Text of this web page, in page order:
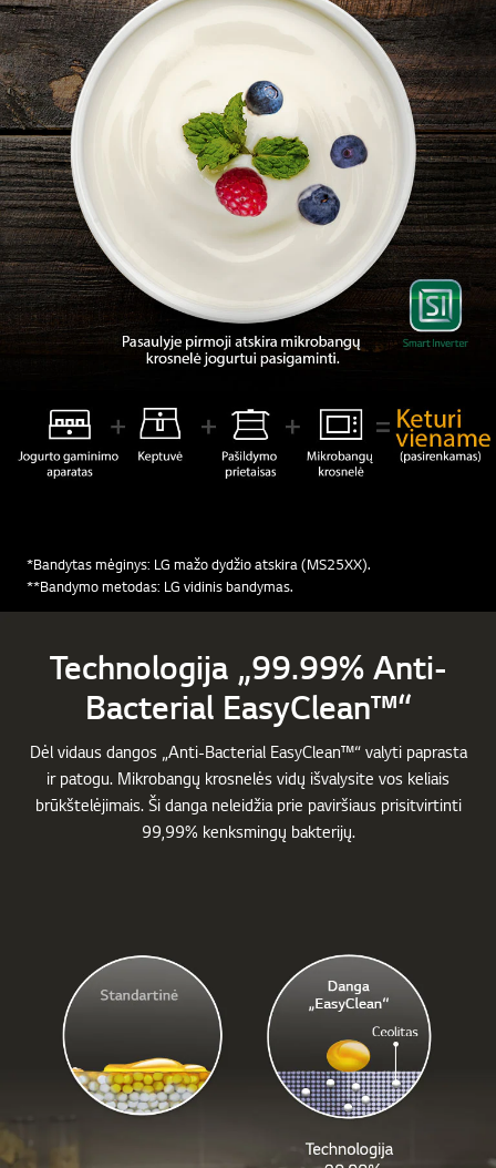
*Bandytas mėginys: LG mažo dydžio atskira (MS25XX).
**Bandymo metodas: LG vidinis bandymas.
Technologija „99.99% Anti-
Bacterial EasyClean™“
Dėl vidaus dangos „Anti-Bacterial EasyClean™“ valyti paprasta
ir patogu. Mikrobangų krosnelės vidų išvalysite vos keliais
brūkštelėjimais. Ši danga neleidžia prie paviršiaus prisitvirtinti
99,99% kenksmingų bakterijų.